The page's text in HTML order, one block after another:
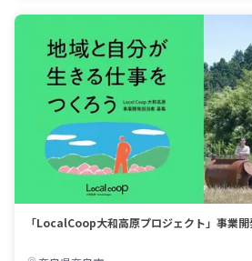
「LocalCoop大和高原プロジェクト」事業